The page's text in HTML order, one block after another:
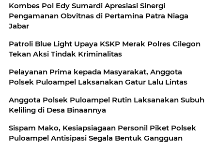
Kombes Pol Edy Sumardi Apresiasi Sinergi
Pengamanan Obvitnas di Pertamina Patra Niaga
Jabar
Patroli Blue Light Upaya KSKP Merak Polres Cilegon
Tekan Aksi Tindak Kriminalitas
Pelayanan Prima kepada Masyarakat, Anggota
Polsek Puloampel Laksanakan Gatur Lalu Lintas
Anggota Polsek Puloampel Rutin Laksanakan Subuh
Keliling di Desa Binaannya
Sispam Mako, Kesiapsiagaan Personil Piket Polsek
Puloampel Antisipasi Segala Bentuk Gangguan